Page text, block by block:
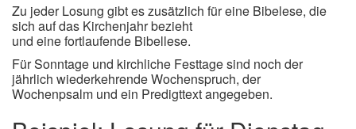
Zu jeder Losung gibt es zusätzlich für eine Bibelese, die
sich auf das Kirchenjahr bezieht
und eine fortlaufende Bibellese.
Für Sonntage und kirchliche Festtage sind noch der
jährlich wiederkehrende Wochenspruch, der
Wochenpsalm und ein Predigttext angegeben.